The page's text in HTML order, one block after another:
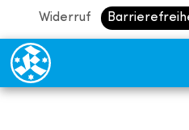
Barrierefreiheit
zum
Widerruf